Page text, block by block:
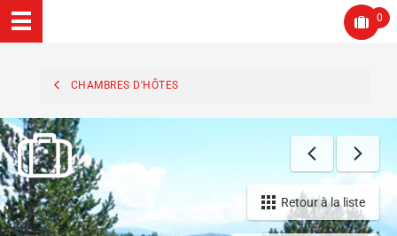
0
CHAMBRES D'HÔTES
Retour à la liste